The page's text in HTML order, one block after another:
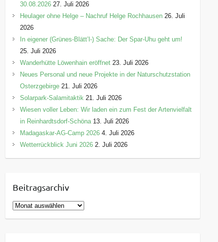
30.08.2026 27. Juli 2026
Heulager ohne Helge – Nachruf Helge Rochhausen 26. Juli
2026
In eigener (Grünes-Blätt’l-) Sache: Der Spar-Uhu geht um!
25. Juli 2026
Wanderhütte Löwenhain eröffnet 23. Juli 2026
Neues Personal und neue Projekte in der Naturschutzstation
Osterzgebirge 21. Juli 2026
Solarpark-Salamitaktik 21. Juli 2026
Wiesen voller Leben: Wir laden ein zum Fest der Artenvielfalt
in Reinhardtsdorf-Schöna 13. Juli 2026
Madagaskar-AG-Camp 2026 4. Juli 2026
Wetterrückblick Juni 2026 2. Juli 2026
Beitragsarchiv
B
e